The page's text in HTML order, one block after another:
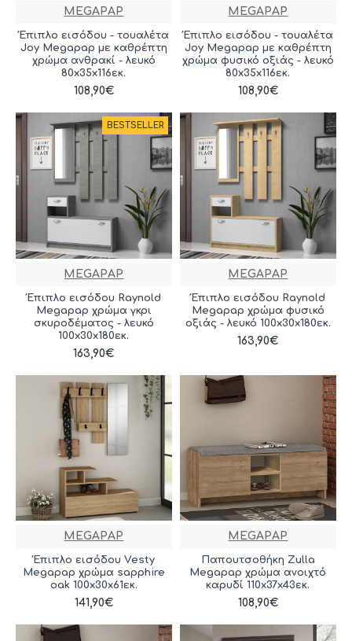
MEGAPAP
Έπιπλο εισόδου - τουαλέτα
Joy Megapap με καθρέπτη
χρώμα ανθρακί - λευκό
80x35x116εκ.
108,90€
MEGAPAP
Έπιπλο εισόδου - τουαλέτα
Joy Megapap με καθρέπτη
χρώμα φυσικό οξιάς - λευκό
80x35x116εκ.
108,90€
BESTSELLER
MEGAPAP
Έπιπλο εισόδου Raynold
Megapap χρώμα γκρι
σκυροδέματος - λευκό
100x30x180εκ.
163,90€
MEGAPAP
Έπιπλο εισόδου Raynold
Megapap χρώμα φυσικό
οξιάς - λευκό 100x30x180εκ.
163,90€
MEGAPAP
Έπιπλο εισόδου Vesty
Megapap χρώμα sapphire
oak 100x30x61εκ.
141,90€
MEGAPAP
Παπουτσοθήκη Zulla
Megapap χρώμα ανοιχτό
καρυδί 110x37x43εκ.
108,90€